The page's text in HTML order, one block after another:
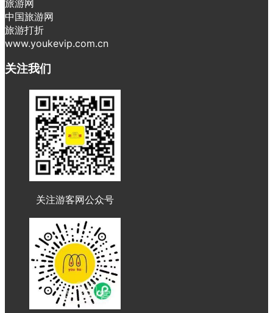
旅游网
中国旅游网
旅游打折
www.youkevip.com.cn
关注我们
关注游客网公众号